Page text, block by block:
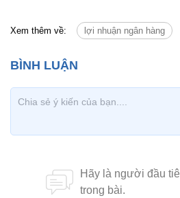
Xem thêm về: lợi nhuận ngân hàng